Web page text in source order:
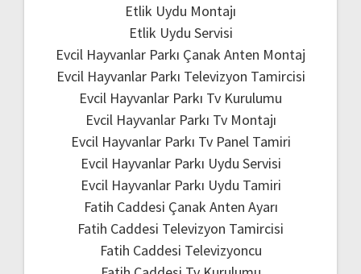
Etlik Uydu Montajı
Etlik Uydu Servisi
Evcil Hayvanlar Parkı Çanak Anten Montaj
Evcil Hayvanlar Parkı Televizyon Tamircisi
Evcil Hayvanlar Parkı Tv Kurulumu
Evcil Hayvanlar Parkı Tv Montajı
Evcil Hayvanlar Parkı Tv Panel Tamiri
Evcil Hayvanlar Parkı Uydu Servisi
Evcil Hayvanlar Parkı Uydu Tamiri
Fatih Caddesi Çanak Anten Ayarı
Fatih Caddesi Televizyon Tamircisi
Fatih Caddesi Televizyoncu